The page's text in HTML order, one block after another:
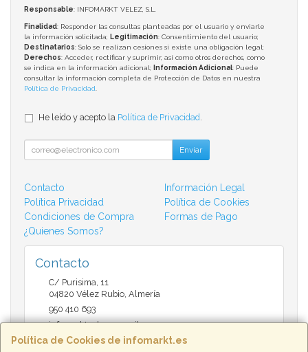
Política de Cookies de infomarkt.es
Responsable: INFOMARKT VELEZ, S.L.
Finalidad: Responder las consultas planteadas por el usuario y enviarle
la información solicitada; Legitimación: Consentimiento del usuario;
Destinatarios: Solo se realizan cesiones si existe una obligación legal;
Derechos: Acceder, rectificar y suprimir, así como otros derechos, como
se indica en la información adicional;
Información Adicional: Puede
consultar la información completa de Protección de Datos en nuestra
Política de Privacidad
He leído y acepto la Política de Privacidad
Enviar
Contacto
Información Legal
Política Privacidad
Política de Cookies
Condiciones de Compra
Formas de Pago
¿Quienes Somos?
Contacto
C/ Purisima, 11
04820 Vélez Rubio Almería
950 410 693
infomarktvelez@gmail.com